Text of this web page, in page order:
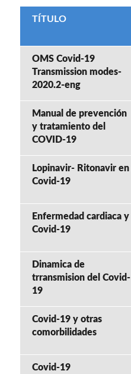
TÍTULO
OMS Covid-19
Transmission modes-
2020.2-eng
Manual de prevención
y tratamiento del
COVID-19
Lopinavir- Ritonavir en
Covid-19
Enfermedad cardiaca y
Covid-19
Dinamica de
trransmision del Covid-
19
Covid-19 y otras
comorbilidades
Covid-19